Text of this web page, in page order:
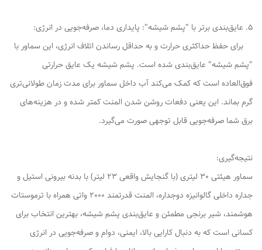
5. عایق‌بندی برتر با "پشم شیشه": پایداری دما، صرفه‌جویی در انرژی:
برای حفظ حداکثری حرارت و به حداقل رساندن اتلاف انرژی، این سماور با
"پشم شیشه" عایق‌بندی شده است. پشم شیشه یک عایق حرارتی
فوق‌العاده است که کمک می‌کند آب داخل سماور برای مدت زمان طولانی‌تری
گرم بماند. این یعنی دفعات روشن شدن المنت کمتر شده و در هزینه‌های
برق شما صرفه‌جویی قابل توجهی صورت می‌گیرد.
نتیجه‌گیری:
سماور هیئتی 30 لیتری (با گنجایش واقعی 23 لیتر) با بدنه بیرونی استیل و
جداره داخلی گالوانیزه دوجداره، المنت قدرتمند 2000 واتی همراه با ترموستات
هوشمند، شیر برنجی مطمئن و عایق‌بندی پشم شیشه، بهترین انتخاب برای
کسانی است که به دنبال کارایی بالا، ایمنی، دوام و صرفه‌جویی در انرژی